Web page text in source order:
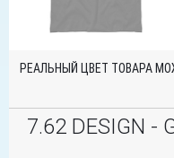
РЕАЛЬНЫЙ ЦВЕТ ТОВАРА
7.62 DESIGN -